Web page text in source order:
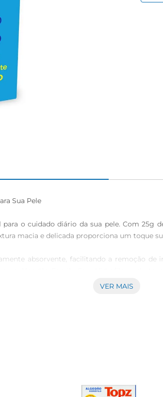
Sua Pele
o cuidado diário da sua pele. Com 25g
macia e delicada proporciona um toque
absorvente, facilitando a remoção
VER MAIS